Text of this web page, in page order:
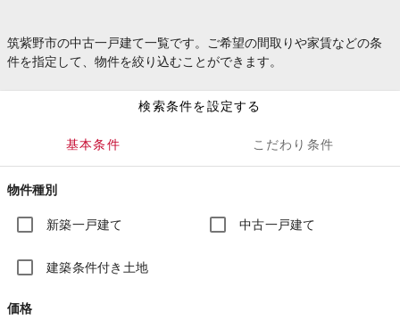
筑紫野市の中古一戸建て一覧です。ご希望の間取りや家賃などの条
件を指定して、物件を絞り込むことができます。
検索条件を設定する
基本条件 こだわり条件
物件種別
新築一戸建て 中古一戸建て
建築条件付き土地
価格